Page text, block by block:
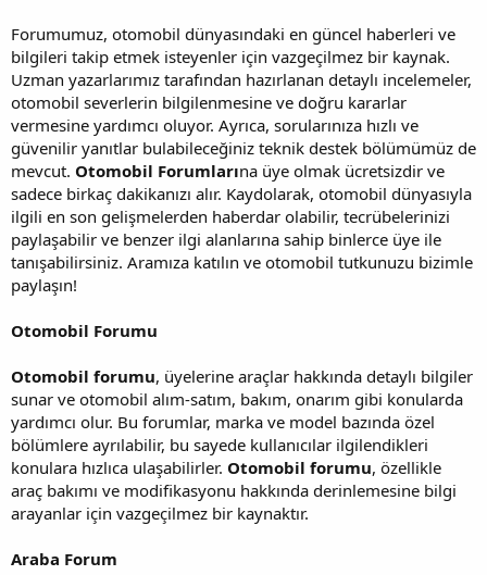
Forumumuz, otomobil dünyasındaki en güncel haberleri ve
bilgileri takip etmek isteyenler için vazgeçilmez bir kaynak.
Uzman yazarlarımız tarafından hazırlanan detaylı incelemeler,
otomobil severlerin bilgilenmesine ve doğru kararlar
vermesine yardımcı oluyor. Ayrıca, sorularınıza hızlı ve
güvenilir yanıtlar bulabileceğiniz teknik destek bölümümüz de
mevcut. Otomobil Forumlarına üye olmak ücretsizdir ve
sadece birkaç dakikanızı alır. Kaydolarak, otomobil dünyasıyla
ilgili en son gelişmelerden haberdar olabilir, tecrübelerinizi
paylaşabilir ve benzer ilgi alanlarına sahip binlerce üye ile
tanışabilirsiniz. Aramıza katılın ve otomobil tutkunuzu bizimle
paylaşın!
Otomobil Forumu
Otomobil forumu, üyelerine araçlar hakkında detaylı bilgiler
sunar ve otomobil alım-satım, bakım, onarım gibi konularda
yardımcı olur. Bu forumlar, marka ve model bazında özel
bölümlere ayrılabilir, bu sayede kullanıcılar ilgilendikleri
konulara hızlıca ulaşabilirler. Otomobil forumu, özellikle
araç bakımı ve modifikasyonu hakkında derinlemesine bilgi
arayanlar için vazgeçilmez bir kaynaktır.
Araba Forum